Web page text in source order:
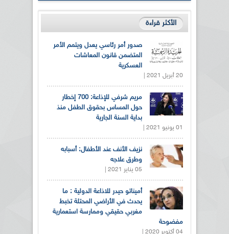
الأكثر قراءة
صدور أمر رئاسي يعدل ويتمم الأمر
المتضمن قانون المعاشات
العسكرية
20 أبريل 2021 |
مريم شرفي للإذاعة: 700 إخطار
حول المساس بحقوق الطفل منذ
بداية السنة الجارية
01 يونيو 2021 |
نزيف الأنف عند الأطفال: أسبابه
وطرق علاجه
05 يناير 2021 |
أميناتو حيدر للاذاعة الدولية : ما
يحدث في الأراضي المحتلة تخبط
مغربي حقيقي وممارسة استعمارية
مفضوحة
04 أكتوبر 2020 |